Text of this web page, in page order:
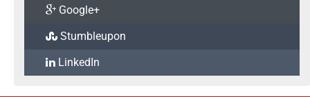
Google+
Stumbleupon
LinkedIn